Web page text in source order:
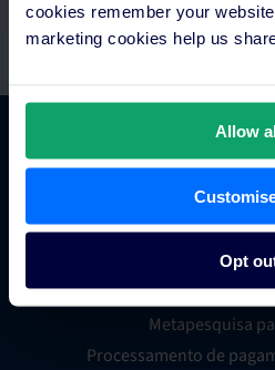
cookies remember your
marketing cookies help us
Allow
Opt
Comércio
Gestor de canais
Sistema de
Inteligência
Metapesquisa
Processamento de